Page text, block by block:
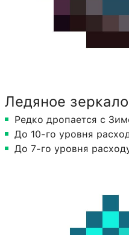
Ледяное зеркало
Редко дропается с
До 10-го уровня
До 7-го уровня